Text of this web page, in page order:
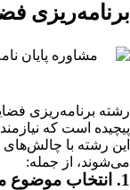
برنامه‌ریزی
رشته برنامه‌ریزی
پیچیده است که
این رشته با
می‌شوند، از جمله:
1. انتخاب موضوع مناسب: